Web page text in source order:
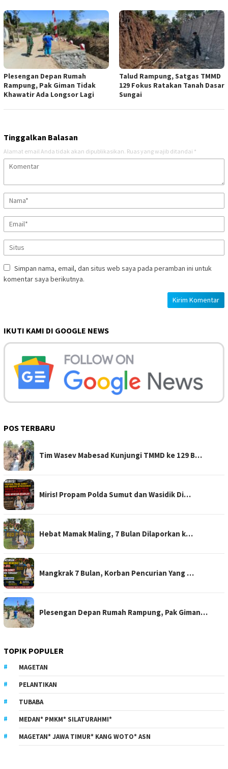
Plesengan Depan Rumah
Rampung, Pak Giman Tidak
Khawatir Ada Longsor Lagi
Talud Rampung, Satgas TMMD
129 Fokus Ratakan Tanah Dasar
Sungai
Tinggalkan Balasan
Alamat email Anda tidak akan dipublikasikan. Ruas yang wajib ditandai *
Simpan nama, email, dan situs web saya pada peramban ini untuk
komentar saya berikutnya.
IKUTI KAMI DI GOOGLE NEWS
POS TERBARU
Tim Wasev Mabesad Kunjungi TMMD ke 129 B…
Miris! Propam Polda Sumut dan Wasidik Di…
Hebat Mamak Maling, 7 Bulan Dilaporkan k…
Mangkrak 7 Bulan, Korban Pencurian Yang …
Plesengan Depan Rumah Rampung, Pak Giman…
TOPIK POPULER
MAGETAN
PELANTIKAN
TUBABA
MEDAN* PMKM* SILATURAHMI*
MAGETAN* JAWA TIMUR* KANG WOTO* ASN